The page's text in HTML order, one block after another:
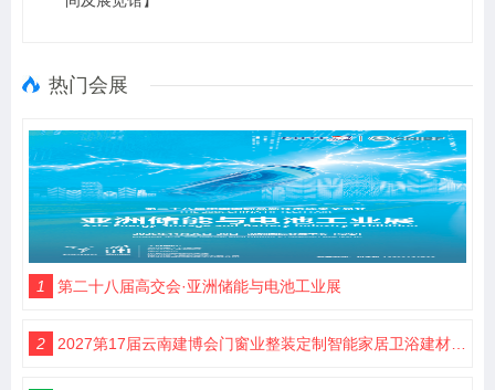
热门会展
1 第二十八届高交会·亚洲储能与电池工业展
2 2027第17届云南建博会门窗业整装定制智能家居卫浴建材展会